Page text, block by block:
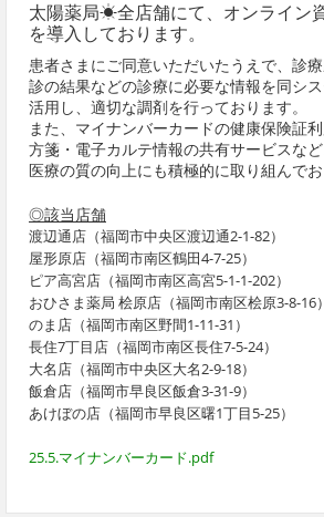
太陽薬局☀全店舗にて、オンライン
を導入しております。
患者さまにご同意いただいたうえで、診
診の結果などの診療に必要な情報を同シ
活用し、適切な調剤を行っております。
また、マイナンバーカードの健康保険証
方箋・電子カルテ情報の共有サービスな
医療の質の向上にも積極的に取り組んでお
◎該当店舗
渡辺通店（福岡市中央区渡辺通2-1-82）
屋形原店（福岡市南区鶴田4-7-25）
ピア高宮店（福岡市南区高宮5-1-1-202）
おひさま薬局 桧原店（福岡市南区桧原3-8-16）
のま店（福岡市南区野間1-11-31）
長住7丁目店（福岡市南区長住7-5-24）
大名店（福岡市中央区大名2-9-18）
飯倉店（福岡市早良区飯倉3-31-9）
あけぼの店（福岡市早良区曙1丁目5-25）
25.5.マイナンバーカード.pdf